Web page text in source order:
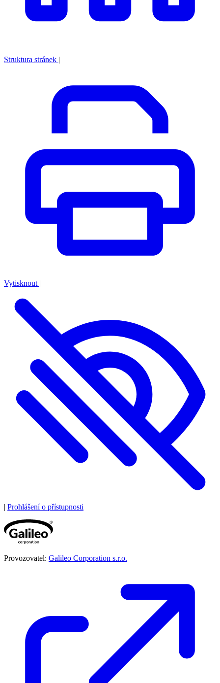
Struktura stránek |
Vytisknout |
| Prohlášení o přístupnosti
Provozovatel: Galileo Corporation s.r.o.